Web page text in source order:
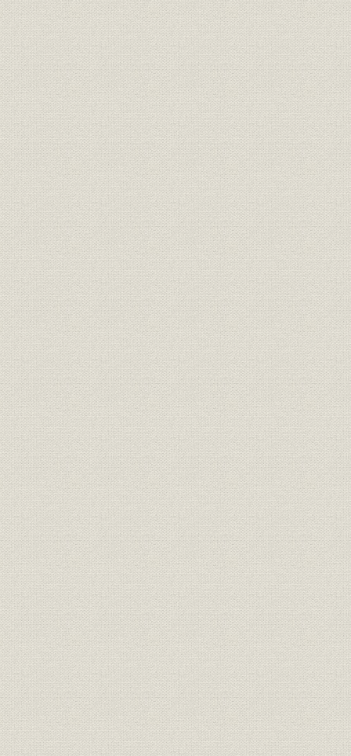
第一節 明治中期における諸事業の動向
第二節 事業統轄機関の形成
第三節 三井家憲の制定
第九章 三井合名会社の成立
第一節 三井家事業の発展と事業統轄機関の確立
第二節 三井家事業整理の進行と管理部
第三節 財閥本部機構の確立
第四節 明治四二年の三井家営業組織改革
三井家略系図
三井事業略年表
索引
執筆分担 第一~九章 岩崎宏之
詳細表目次
第一章
第二章
第三章
第四章
第五章
第六章
第七章
第八章
第九章
詳細図目次